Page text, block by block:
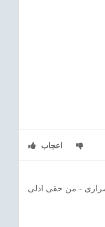
اعجاب
- من حقى ادلى